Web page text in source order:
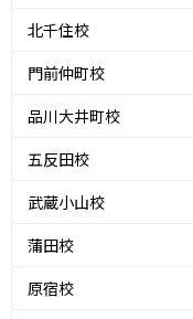
北千住校
門前仲町校
品川大井町校
五反田校
武蔵小山校
蒲田校
原宿校